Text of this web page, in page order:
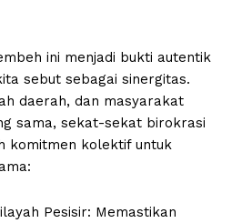
ini menjadi bukti autentik
sebut sebagai sinergitas.
daerah, dan masyarakat
sama, sekat-sekat birokrasi
komitmen kolektif untuk
Pesisir: Memastikan